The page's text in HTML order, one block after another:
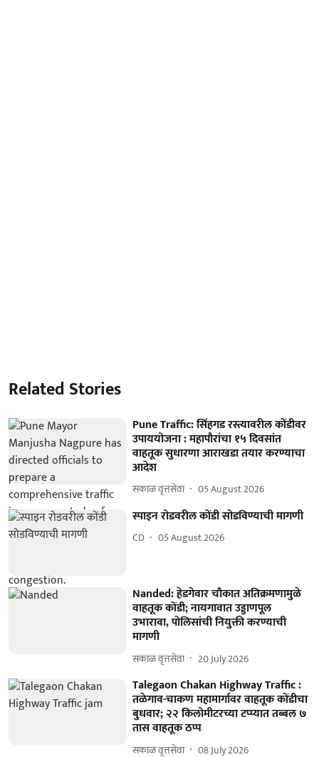
Related Stories
Pune Traffic: सिंहगड रस्त्यावरील कोंडीवर
उपाययोजना : महापौरांचा १५ दिवसांत
वाहतूक सुधारणा आराखडा तयार करण्याचा
आदेश
सकाळ वृत्तसेवा 05 August 2026
स्पाइन रोडवरील कोंडी सोडविण्याची मागणी
CD 05 August 2026
Nanded: हेडगेवार चौकात अतिक्रमणामुळे
वाहतूक कोंडी; नायगावात उड्डाणपूल
उभारावा, पोलिसांची नियुक्ती करण्याची
मागणी
सकाळ वृत्तसेवा 20 July 2026
Talegaon Chakan Highway Traffic :
तळेगाव-चाकण महामार्गावर वाहतूक कोंडीचा
बुधवार; २२ किलोमीटरच्या टप्प्यात तब्बल ७
तास वाहतूक ठप्प
सकाळ वृत्तसेवा 08 July 2026